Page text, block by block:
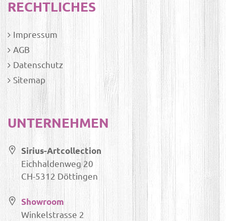
RECHTLICHES
Impressum
AGB
Datenschutz
Sitemap
UNTERNEHMEN
Sirius-Artcollection
Eichhaldenweg 20
CH-5312 Döttingen
Showroom
Winkelstrasse 2